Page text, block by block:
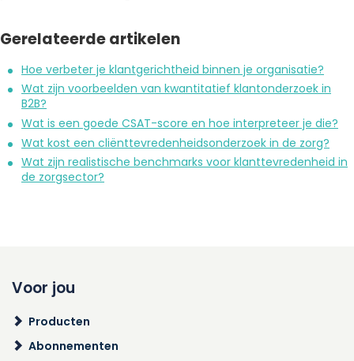
Gerelateerde artikelen
Hoe verbeter je klantgerichtheid binnen je organisatie?
Wat zijn voorbeelden van kwantitatief klantonderzoek in
B2B?
Wat is een goede CSAT-score en hoe interpreteer je die?
Wat kost een cliënttevredenheidsonderzoek in de zorg?
Wat zijn realistische benchmarks voor klanttevredenheid in
de zorgsector?
Voor jou
Producten
Abonnementen